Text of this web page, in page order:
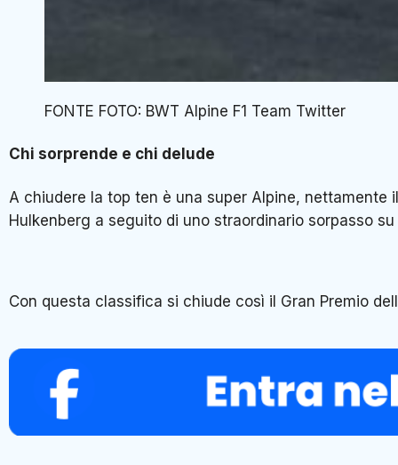
FONTE FOTO: BWT Alpine F1 Team Twitter
Chi sorprende e chi delude
A chiudere la top ten è una super Alpine, nettamente
Hulkenberg a seguito di uno straordinario sorpasso
Con questa classifica si chiude così il Gran Premio